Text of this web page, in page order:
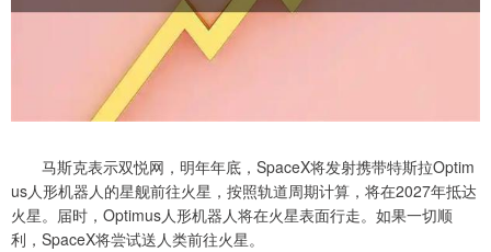
马斯克表示双悦网，明年年底，SpaceX将发射携带特斯拉Optim
us人形机器人的星舰前往火星，按照轨道周期计算，将在2027年抵达
火星。届时，Optimus人形机器人将在火星表面行走。如果一切顺
利，SpaceX将尝试送人类前往火星。